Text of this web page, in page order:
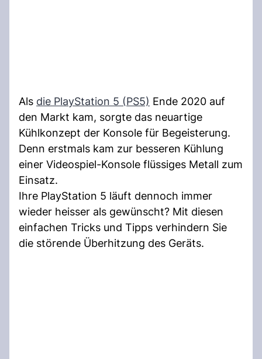
Als die PlayStation 5 (PS5) Ende 2020 auf
den Markt kam, sorgte das neuartige
Kühlkonzept der Konsole für Begeisterung.
Denn erstmals kam zur besseren Kühlung
einer Videospiel-Konsole flüssiges Metall zum
Einsatz.
Ihre PlayStation 5 läuft dennoch immer
wieder heisser als gewünscht? Mit diesen
einfachen Tricks und Tipps verhindern Sie
die störende Überhitzung des Geräts.